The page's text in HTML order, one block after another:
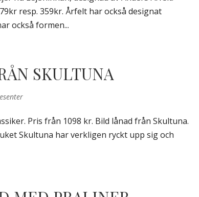
resp. 359kr. Årfelt har också designat
också formen...
SKULTUNA
Pris från 1098 kr. Bild lånad från Skultuna.
Skultuna har verkligen ryckt upp sig och